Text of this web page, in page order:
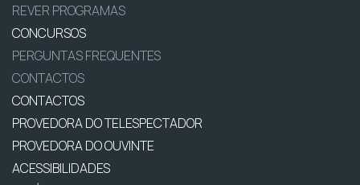
REVER PROGRAMAS
CONCURSOS
PERGUNTAS FREQUENTES
CONTACTOS
CONTACTOS
PROVEDORA DO TELESPECTADOR
PROVEDORA DO OUVINTE
ACESSIBILIDADES